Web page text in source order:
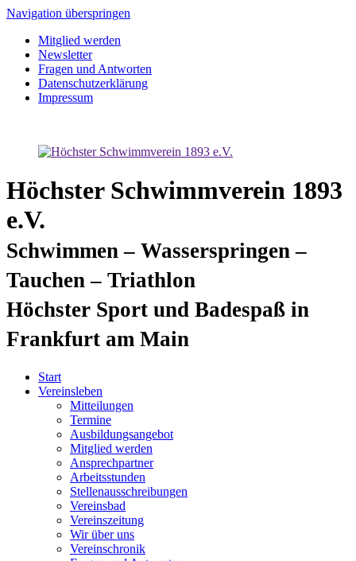
Navigation überspringen
Mitglied werden
Newsletter
Fragen und Antworten
Datenschutzerklärung
Impressum
Höchster Schwimmverein 1893
e.V.
Schwimmen – Wasserspringen –
Tauchen – Triathlon
Höchster Sport und Badespaß in
Frankfurt am Main
Start
Vereinsleben
Mitteilungen
Termine
Ausbildungsangebot
Mitglied werden
Ansprechpartner
Arbeitsstunden
Stellenausschreibungen
Vereinsbad
Vereinszeitung
Wir über uns
Vereinschronik